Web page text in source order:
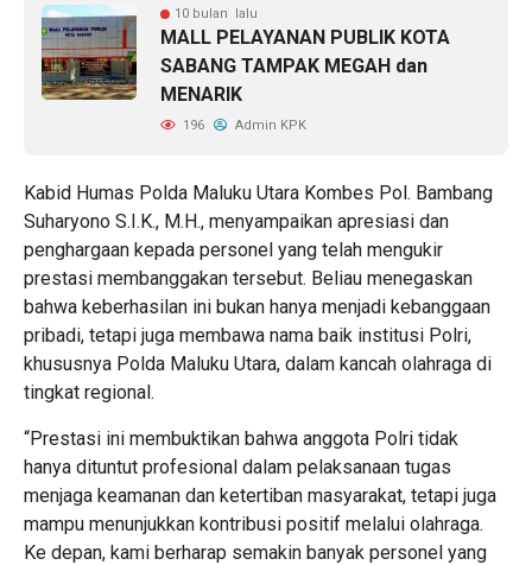
10 bulan lalu
MALL PELAYANAN PUBLIK KOTA
SABANG TAMPAK MEGAH dan
MENARIK
196 Admin KPK
Kabid Humas Polda Maluku Utara Kombes Pol. Bambang
Suharyono S.I.K., M.H., menyampaikan apresiasi dan
penghargaan kepada personel yang telah mengukir
prestasi membanggakan tersebut. Beliau menegaskan
bahwa keberhasilan ini bukan hanya menjadi kebanggaan
pribadi, tetapi juga membawa nama baik institusi Polri,
khususnya Polda Maluku Utara, dalam kancah olahraga di
tingkat regional.
“Prestasi ini membuktikan bahwa anggota Polri tidak
hanya dituntut profesional dalam pelaksanaan tugas
menjaga keamanan dan ketertiban masyarakat, tetapi juga
mampu menunjukkan kontribusi positif melalui olahraga.
Ke depan, kami berharap semakin banyak personel yang